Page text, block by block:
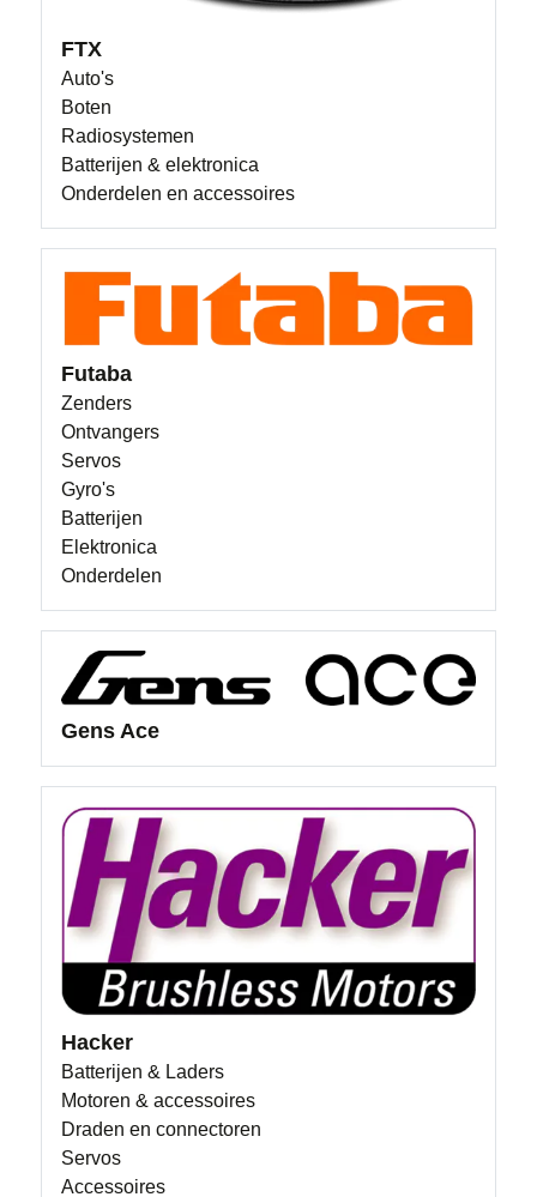
FTX
Auto's
Boten
Radiosystemen
Batterijen & elektronica
Onderdelen en accessoires
Futaba
Zenders
Ontvangers
Servos
Gyro's
Batterijen
Elektronica
Onderdelen
Gens Ace
Hacker
Batterijen & Laders
Motoren & accessoires
Draden en connectoren
Servos
Accessoires